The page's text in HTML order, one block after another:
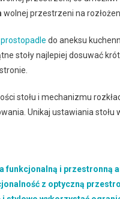
wolnej przestrzeni na
do aneksu
stoły najlepiej dosuwać
stołu i mechanizmu
Unikaj ustawiania stołu
funkcjonalną i przestronną
z optyczną